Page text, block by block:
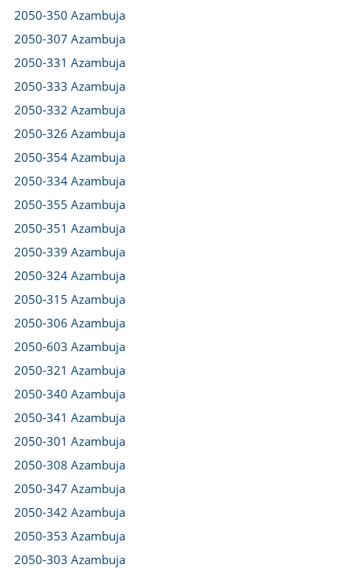
2050-350 Azambuja
2050-307 Azambuja
2050-331 Azambuja
2050-333 Azambuja
2050-332 Azambuja
2050-326 Azambuja
2050-354 Azambuja
2050-334 Azambuja
2050-355 Azambuja
2050-351 Azambuja
2050-339 Azambuja
2050-324 Azambuja
2050-315 Azambuja
2050-306 Azambuja
2050-603 Azambuja
2050-321 Azambuja
2050-340 Azambuja
2050-341 Azambuja
2050-301 Azambuja
2050-308 Azambuja
2050-347 Azambuja
2050-342 Azambuja
2050-353 Azambuja
2050-303 Azambuja